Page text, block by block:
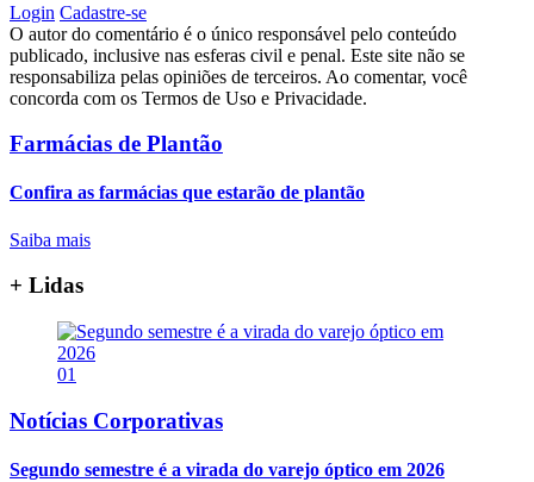
Login Cadastre-se
O autor do comentário é o único responsável pelo conteúdo
publicado, inclusive nas esferas civil e penal. Este site não se
responsabiliza pelas opiniões de terceiros. Ao comentar, você
concorda com os Termos de Uso e Privacidade.
Farmácias de Plantão
Confira as farmácias que estarão de plantão
Saiba mais
+ Lidas
01
Notícias Corporativas
Segundo semestre é a virada do varejo óptico em 2026